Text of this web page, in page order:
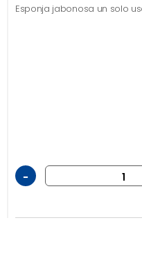
Esponja jabonosa un solo
-